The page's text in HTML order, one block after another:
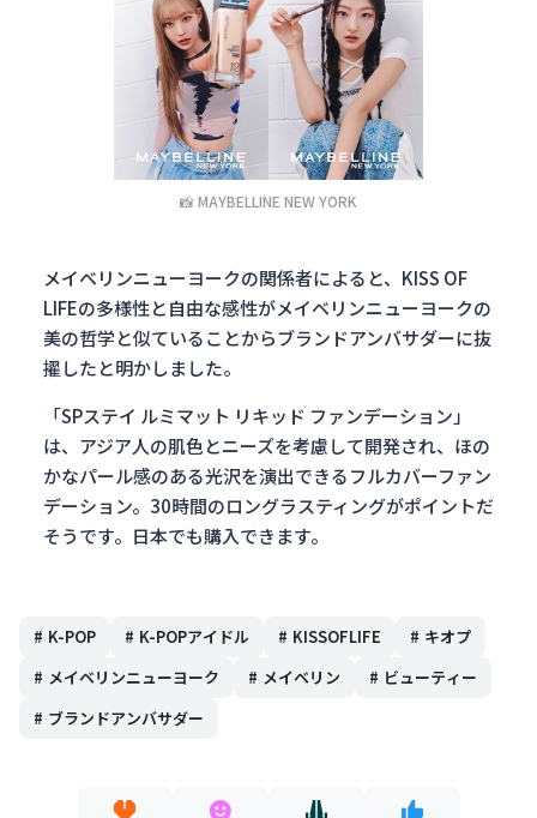
📸 MAYBELLINE NEW YORK
メイベリンニューヨークの関係者によると、KISS OF
LIFEの多様性と自由な感性がメイベリンニューヨークの
美の哲学と似ていることからブランドアンバサダーに抜
擢したと明かしました。
「SPステイ ルミマット リキッド ファンデーション」
は、アジア人の肌色とニーズを考慮して開発され、ほの
かなパール感のある光沢を演出できるフルカバーファン
デーション。30時間のロングラスティングがポイントだ
そうです。日本でも購入できます。
# K-POP # K-POPアイドル # KISSOFLIFE # キオプ
# メイベリンニューヨーク # メイベリン # ビューティー
# ブランドアンバサダー